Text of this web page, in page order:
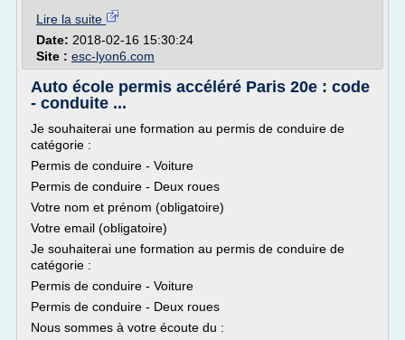
Lire la suite
Date: 2018-02-16 15:30:24
Site : esc-lyon6.com
Auto école permis accéléré Paris 20e : code
- conduite ...
Je souhaiterai une formation au permis de conduire de
catégorie :
Permis de conduire - Voiture
Permis de conduire - Deux roues
Votre nom et prénom (obligatoire)
Votre email (obligatoire)
Je souhaiterai une formation au permis de conduire de
catégorie :
Permis de conduire - Voiture
Permis de conduire - Deux roues
Nous sommes à votre écoute du :